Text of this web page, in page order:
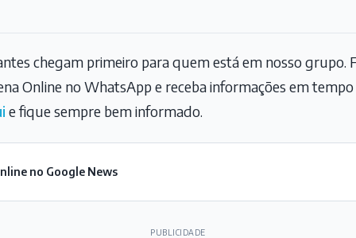
chegam primeiro para quem está em nosso grupo.
Online no WhatsApp e receba informações em
e fique sempre bem informado.
no Google News
PUBLICIDADE